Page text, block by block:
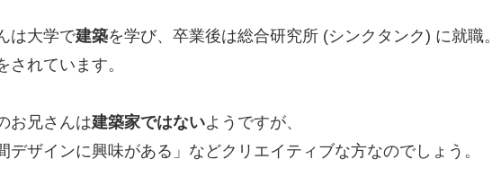
は大学で建築を学び、卒業後は総合研究所 (シンクタンク) に就職。
されています。
お兄さんは建築家ではないようですが、
デザインに興味がある」などクリエイティブな方なのでしょう。